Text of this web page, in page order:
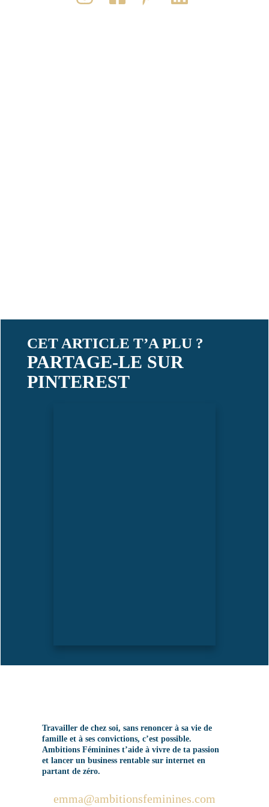
CET ARTICLE T’A PLU ?
PARTAGE-LE SUR
PINTEREST
Travailler de chez soi, sans renoncer à sa vie de
famille et à ses convictions, c’est possible.
Ambitions Féminines t’aide à vivre de ta passion
et lancer un business rentable sur internet en
partant de zéro.
emma@ambitionsfeminines.com